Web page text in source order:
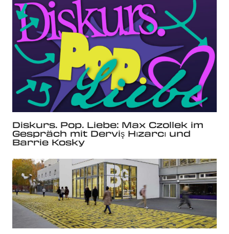
Diskurs. Pop. Liebe: Max Czollek im
Gespräch mit Derviş Hızarcı und
Barrie Kosky